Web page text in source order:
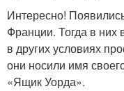
Интересно!
Франции. Тогда в них
в других условиях
они носили имя
«Ящик Уорда».